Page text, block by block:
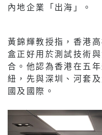
內地企業「出海」。
黃錦輝教授指，香港
盒正好用於測試技術
合。他認為香港在五
紐，先與深圳、河套
國及國際。